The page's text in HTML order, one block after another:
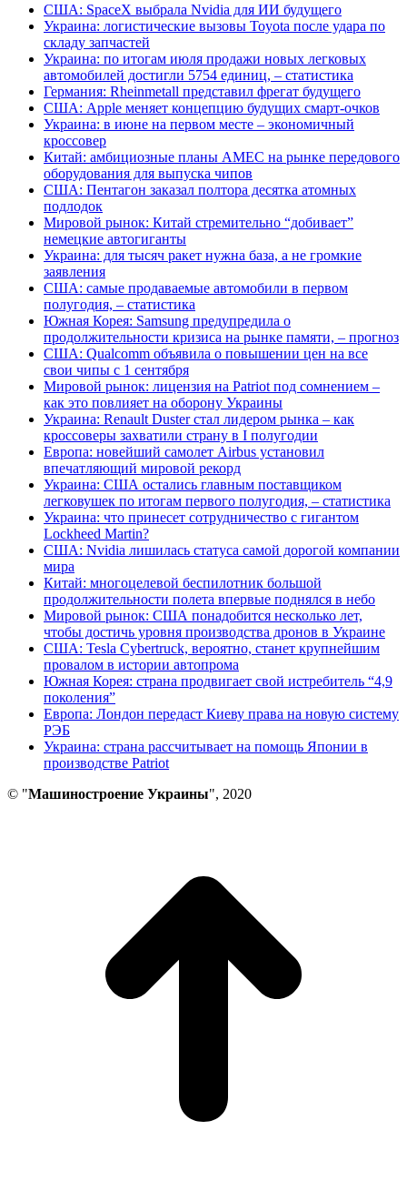
США: SpaceX выбрала Nvidia для ИИ будущего
Украина: логистические вызовы Toyota после удара по
складу запчастей
Украина: по итогам июля продажи новых легковых
автомобилей достигли 5754 единиц, – статистика
Германия: Rheinmetall представил фрегат будущего
США: Apple меняет концепцию будущих смарт-очков
Украина: в июне на первом месте – экономичный
кроссовер
Китай: амбициозные планы AMEC на рынке передового
оборудования для выпуска чипов
США: Пентагон заказал полтора десятка атомных
подлодок
Мировой рынок: Китай стремительно “добивает”
немецкие автогиганты
Украина: для тысяч ракет нужна база, а не громкие
заявления
США: самые продаваемые автомобили в первом
полугодия, – статистика
Южная Корея: Samsung предупредила о
продолжительности кризиса на рынке памяти, – прогноз
США: Qualcomm объявила о повышении цен на все
свои чипы с 1 сентября
Мировой рынок: лицензия на Patriot под сомнением –
как это повлияет на оборону Украины
Украина: Renault Duster стал лидером рынка – как
кроссоверы захватили страну в I полугодии
Европа: новейший самолет Airbus установил
впечатляющий мировой рекорд
Украина: США остались главным поставщиком
легковушек по итогам первого полугодия, – статистика
Украина: что принесет сотрудничество с гигантом
Lockheed Martin?
США: Nvidia лишилась статуса самой дорогой компании
мира
Китай: многоцелевой беспилотник большой
продолжительности полета впервые поднялся в небо
Мировой рынок: США понадобится несколько лет,
чтобы достичь уровня производства дронов в Украине
США: Tesla Cybertruck, вероятно, станет крупнейшим
провалом в истории автопрома
Южная Корея: страна продвигает свой истребитель “4,9
поколения”
Европа: Лондон передаст Киеву права на новую систему
РЭБ
Украина: страна рассчитывает на помощь Японии в
производстве Patriot
© "Машиностроение Украины", 2020